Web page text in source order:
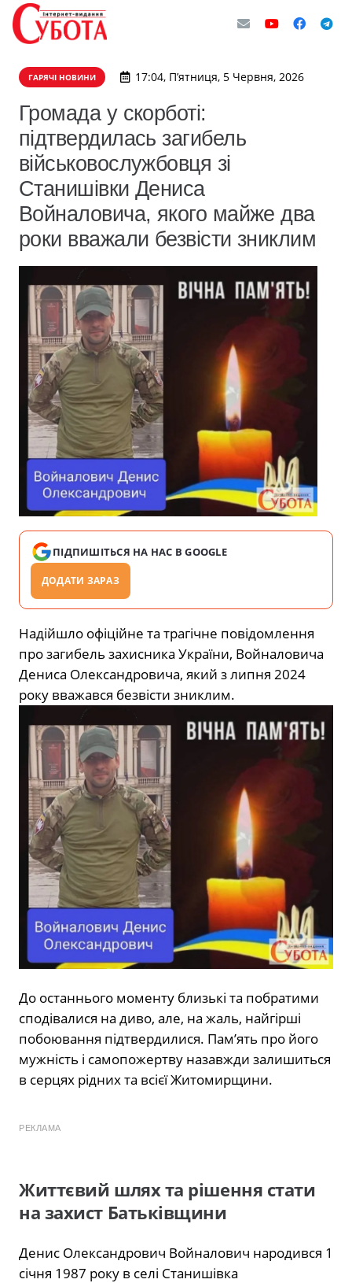
ГАРЯЧІ НОВИНИ 17:04, П’ятниця, 5 Червня, 2026
Громада у скорботі:
підтвердилась загибель
військовослужбовця зі
Станишівки Дениса
Войналовича, якого майже два
роки вважали безвісти зниклим
ПІДПИШІТЬСЯ НА НАС В GOOGLE
ДОДАТИ ЗАРАЗ
Надійшло офіційне та трагічне повідомлення
про загибель захисника України, Войналовича
Дениса Олександровича, який з липня 2024
року вважався безвісти зниклим.
До останнього моменту близькі та побратими
сподівалися на диво, але, на жаль, найгірші
побоювання підтвердилися. Пам’ять про його
мужність і самопожертву назавжди залишиться
в серцях рідних та всієї Житомирщини.
РЕКЛАМА
Життєвий шлях та рішення стати
на захист Батьківщини
Денис Олександрович Войналович народився 1
січня 1987 року в селі Станишівка